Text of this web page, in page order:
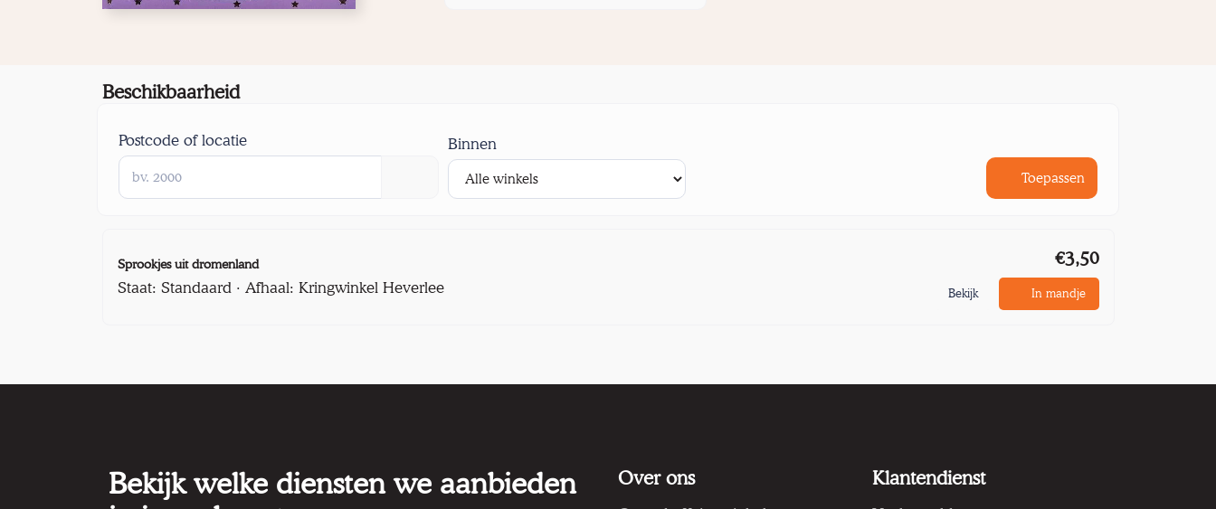
Beschikbaarheid
Postcode of locatie Binnen
Toepassen
Sprookjes uit dromenland
Staat: Standaard · Afhaal: Kringwinkel Heverlee
€3,50
Bekijk In mandje
Bekijk welke diensten we aanbieden
Over ons Klantendienst